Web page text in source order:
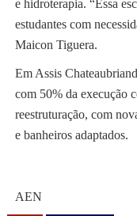
e hidroterapia. “Essa
estudantes com
Maicon Tiguera.
Em Assis
com 50% da execução
reestruturação, com
e banheiros adaptados.
AEN